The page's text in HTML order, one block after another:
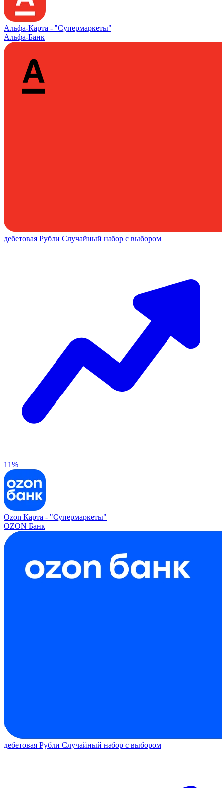
Альфа‑Карта - "Супермаркеты"
Альфа-Банк
дебетовая Рубли Случайный набор с выбором
11%
Ozon Карта - "Супермаркеты"
OZON Банк
дебетовая Рубли Случайный набор с выбором